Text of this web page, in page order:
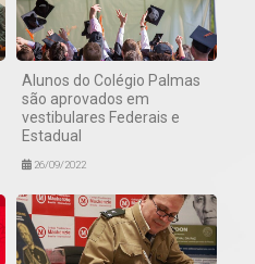
Alunos do Colégio Palmas
são aprovados em
vestibulares Federais e
Estadual
26/09/2022